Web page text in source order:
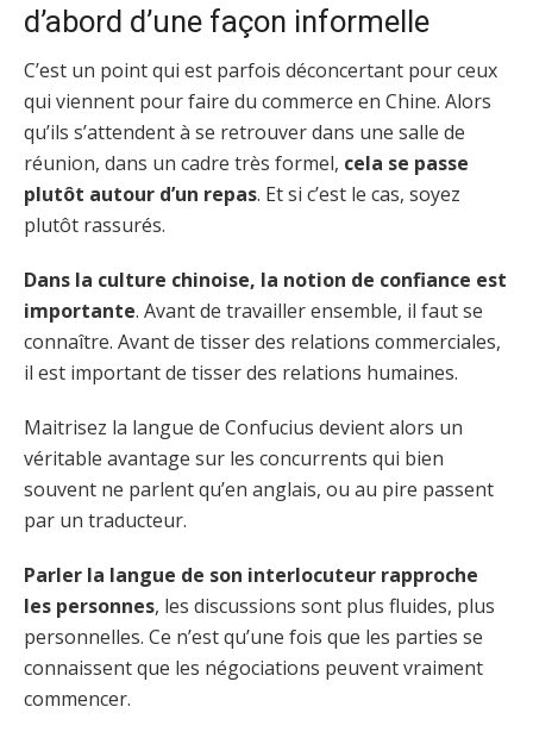
d’abord d’une façon informelle
C’est un point qui est parfois déconcertant pour ceux
qui viennent pour faire du commerce en Chine. Alors
qu’ils s’attendent à se retrouver dans une salle de
réunion, dans un cadre très formel, cela se passe
plutôt autour d’un repas. Et si c’est le cas, soyez
plutôt rassurés.
Dans la culture chinoise, la notion de confiance est
importante. Avant de travailler ensemble, il faut se
connaître. Avant de tisser des relations commerciales,
il est important de tisser des relations humaines.
Maitrisez la langue de Confucius devient alors un
véritable avantage sur les concurrents qui bien
souvent ne parlent qu’en anglais, ou au pire passent
par un traducteur.
Parler la langue de son interlocuteur rapproche
les personnes, les discussions sont plus fluides, plus
personnelles. Ce n’est qu’une fois que les parties se
connaissent que les négociations peuvent vraiment
commencer.